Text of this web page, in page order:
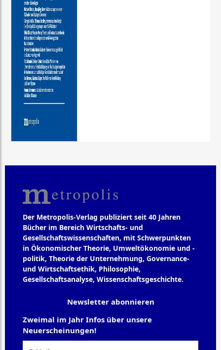
Der Metropolis-Verlag publiziert seit 40 Jahren
Bücher im Bereich Wirtschafts- und
Gesellschaftswissenschaften, mit Schwerpunkten
in Ökonomischer Theorie, Umweltökonomie und -
politik, Theorie der Unternehmung, Governance-
und Wirtschaftsethik, Philosophie,
Gesellschaftsanalyse, Wissenschaftsgeschichte.
Newsletter abonnieren
Zweimal im Jahr Infos über unsere
Neuerscheinungen!